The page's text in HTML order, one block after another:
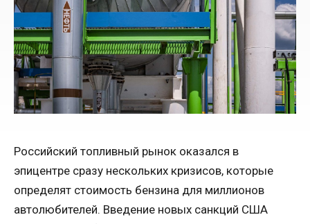
Российский топливный рынок оказался в
эпицентре сразу нескольких кризисов, которые
определят стоимость бензина для миллионов
автолюбителей. Введение новых санкций США